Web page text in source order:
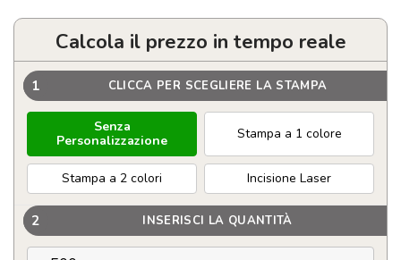
Calcola il prezzo in tempo reale
1 CLICCA PER SCEGLIERE LA STAMPA
Senza
Personalizzazione
Stampa a 1 colore
Stampa a 2 colori Incisione Laser
2 INSERISCI LA QUANTITÀ